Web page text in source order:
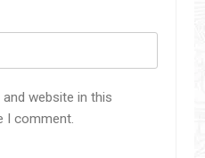
and website in this
I comment.